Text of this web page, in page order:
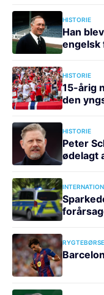
HISTORIE
Han
engelsk
HISTORIE
15-årig
den
HISTORIE
Peter
ødelagt